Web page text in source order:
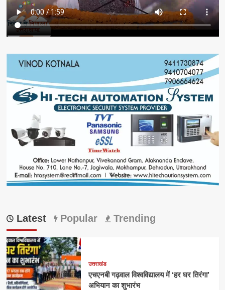
Latest Popular Trending
उत्तराखंड
एचएनबी गढ़वाल विश्वविद्यालय में ‘हर घर तिरंगा’
अभियान का शुभारंभ